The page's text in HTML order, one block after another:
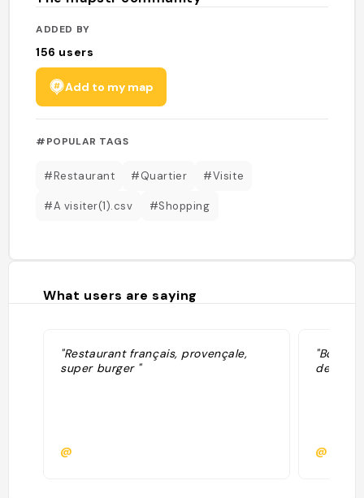
ADDED BY
156 users
Add to my map
#POPULAR TAGS
#Restaurant #Quartier #Visite
#A visiter(1).csv #Shopping
What users are saying
"Restaurant français, provençale,
super burger "
@
"Bons
de
@